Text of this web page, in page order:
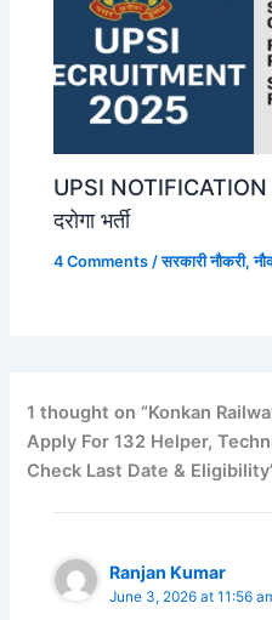
UPSI
दरोगा भर्ती
4 Comments /सरकारी नौकरी,
1 thought on “Konkan
Apply For 132 Helper,
Check Last Date &
Ranjan Kumar
June 3, 2026 at 11:56